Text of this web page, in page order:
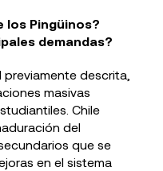
los Pingüinos?
demandas?
descrita,
masivas
Chile
del
que se
en el sistema